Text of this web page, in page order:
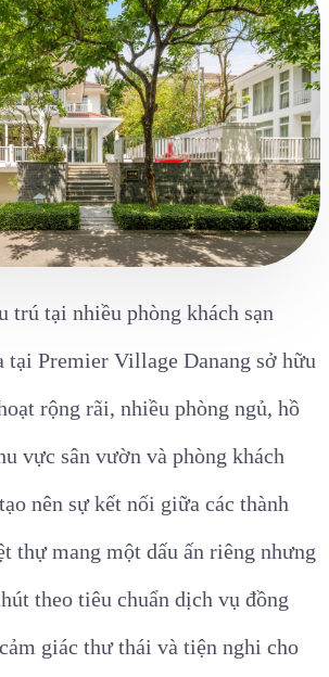
trú tại nhiều phòng khách sạn
Premier Village Danang sở hữu
rộng rãi, nhiều phòng ngủ, hồ
vực sân vườn và phòng khách
nên sự kết nối giữa các thành
thự mang một dấu ấn riêng nhưng
theo tiêu chuẩn dịch vụ đồng
giác thư thái và tiện nghi cho